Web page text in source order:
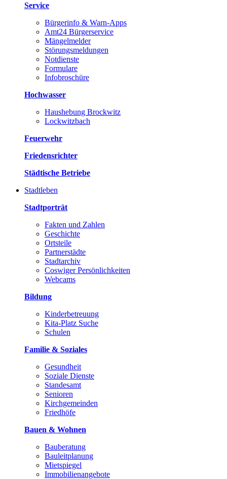
Service
Bürgerinfo & Warn-Apps
Amt24 Bürgerservice
Mängelmelder
Störungsmeldungen
Notdienste
Formulare
Infobroschüre
Hochwasser
Haushebung Brockwitz
Lockwitzbach
Feuerwehr
Friedensrichter
Städtische Betriebe
Stadtleben
Stadtporträt
Fakten und Zahlen
Geschichte
Ortsteile
Partnerstädte
Stadtarchiv
Coswiger Persönlichkeiten
Webcams
Bildung
Kinderbetreuung
Kita-Platz Suche
Schulen
Familie & Soziales
Gesundheit
Soziale Dienste
Standesamt
Senioren
Kirchgemeinden
Friedhöfe
Bauen & Wohnen
Bauberatung
Bauleitplanung
Mietspiegel
Immobilienangebote